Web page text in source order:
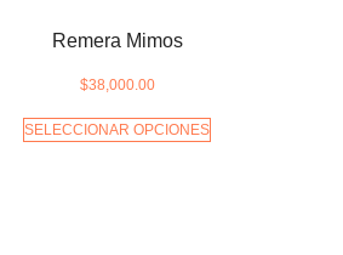
Remera Mimos
$38,000.00
SELECCIONAR OPCIONES